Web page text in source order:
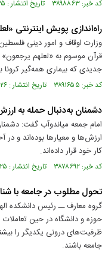
کد خبر: ۳۸۹۸۸۶۳ تاریخ انتشار : ۱۳۹۹/۰۲/۲۵
راه‌اندازی پویش اینترنتی
وزارت اوقاف و امور دینی
قرآن موسوم به «لعلهم
جدیدی که بیماری همه‌گیر
کد خبر: ۳۸۹۱۶۵۵ تاریخ انتشار : ۱۳۹۹/۰۱/۲۶
دشمنان به‌دنبال حمله به
امام جمعه میاندوآب گفت:
ارزش‌ها و معیارها بوده‌اند و در
کار خود قرار داده‌اند.
کد خبر: ۳۸۷۸۶۹۲ تاریخ انتشار : ۱۳۹۸/۱۱/۲۵
تحول مطلوب در جامعه با
گروه معارف ــ رئیس دانشکده
حوزه و دانشگاه در حین
ظرفیت‌های درونی یکدیگر را
جامعه باشند.